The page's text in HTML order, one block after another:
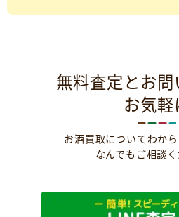
無料査定とお
お気軽
お酒買取についてわから
なんでもご相談く